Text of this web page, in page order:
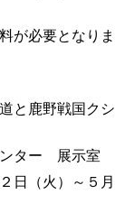
必要となりま
と鹿野戦国クシ
ター 展示室
（火）～５月